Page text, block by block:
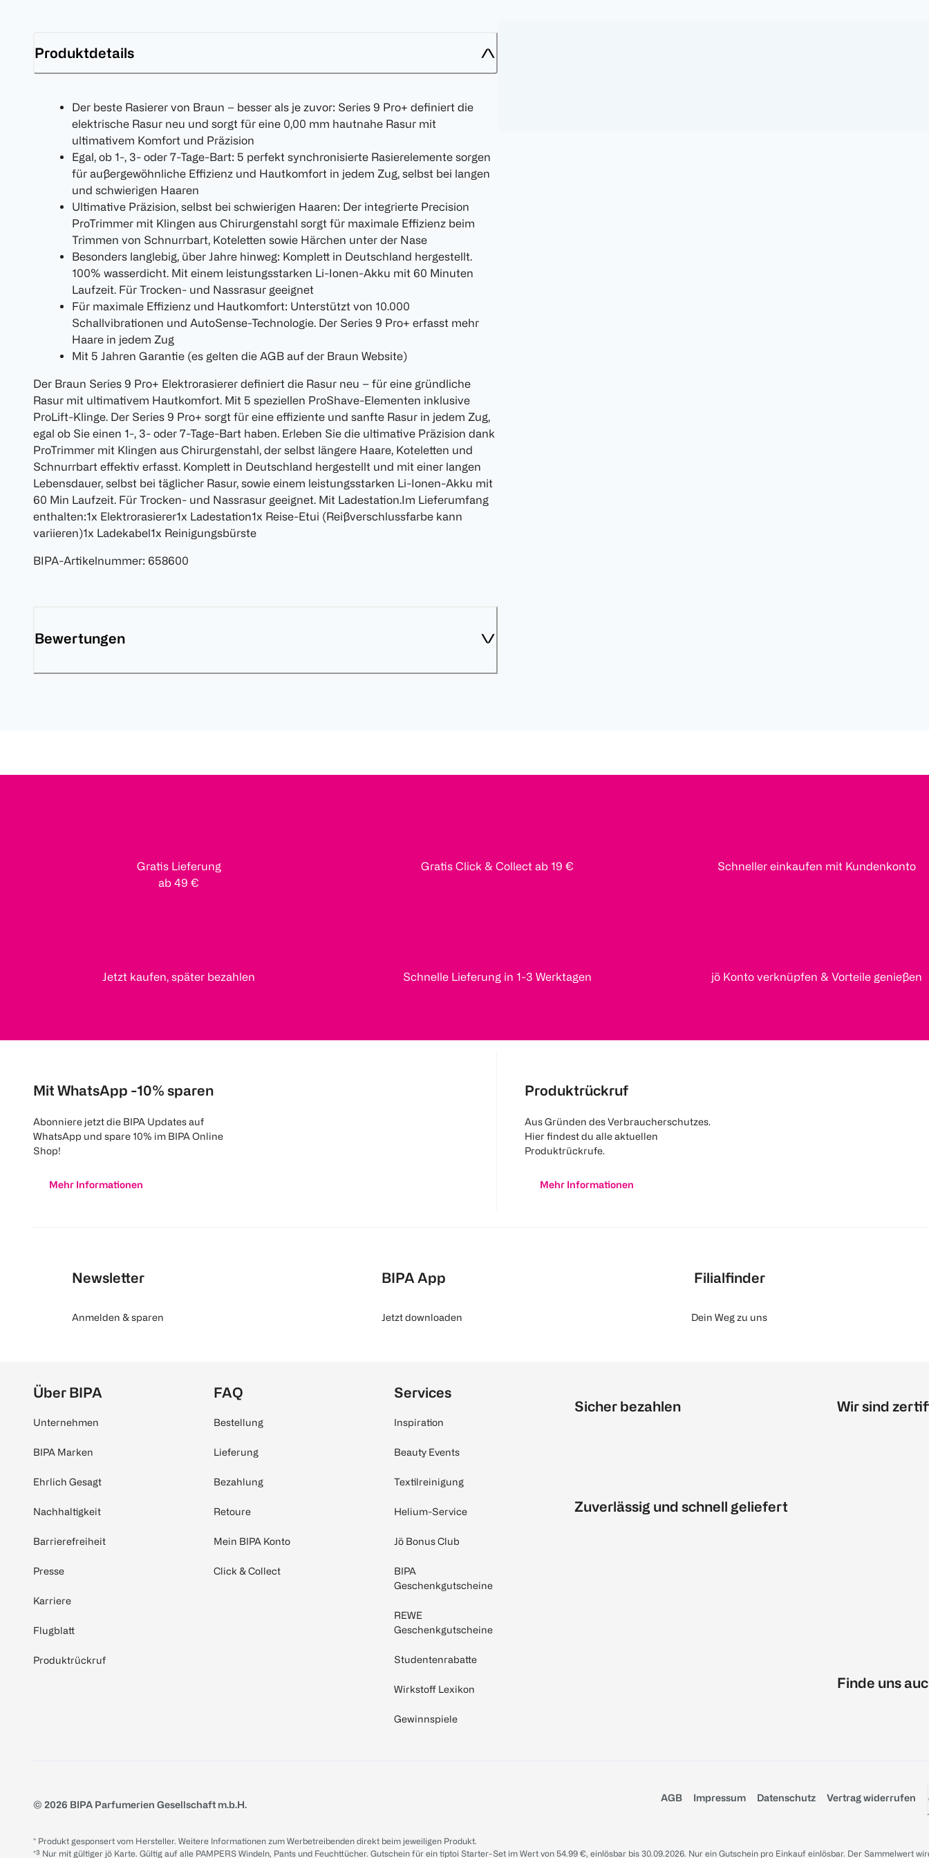
Produktdetails
Der beste Rasierer von Braun – besser als je zuvor: Series 9 Pro+ definiert die
elektrische Rasur neu und sorgt für eine 0,00 mm hautnahe Rasur mit
ultimativem Komfort und Präzision
Egal, ob 1-, 3- oder 7-Tage-Bart: 5 perfekt synchronisierte Rasierelemente sorgen
für außergewöhnliche Effizienz und Hautkomfort in jedem Zug, selbst bei langen
und schwierigen Haaren
Ultimative Präzision, selbst bei schwierigen Haaren: Der integrierte Precision
ProTrimmer mit Klingen aus Chirurgenstahl sorgt für maximale Effizienz beim
Trimmen von Schnurrbart, Koteletten sowie Härchen unter der Nase
Besonders langlebig, über Jahre hinweg: Komplett in Deutschland hergestellt.
100% wasserdicht. Mit einem leistungsstarken Li-Ionen-Akku mit 60 Minuten
Laufzeit. Für Trocken- und Nassrasur geeignet
Für maximale Effizienz und Hautkomfort: Unterstützt von 10.000
Schallvibrationen und AutoSense-Technologie. Der Series 9 Pro+ erfasst mehr
Haare in jedem Zug
Mit 5 Jahren Garantie (es gelten die AGB auf der Braun Website)
Der Braun Series 9 Pro+ Elektrorasierer definiert die Rasur neu – für eine gründliche
Rasur mit ultimativem Hautkomfort. Mit 5 speziellen ProShave-Elementen inklusive
ProLift-Klinge. Der Series 9 Pro+ sorgt für eine effiziente und sanfte Rasur in jedem Zug,
egal ob Sie einen 1-, 3- oder 7-Tage-Bart haben. Erleben Sie die ultimative Präzision dank
ProTrimmer mit Klingen aus Chirurgenstahl, der selbst längere Haare, Koteletten und
Schnurrbart effektiv erfasst. Komplett in Deutschland hergestellt und mit einer langen
Lebensdauer, selbst bei täglicher Rasur, sowie einem leistungsstarken Li-Ionen-Akku mit
60 Min Laufzeit. Für Trocken- und Nassrasur geeignet. Mit Ladestation.Im Lieferumfang
enthalten:1x Elektrorasierer1x Ladestation1x Reise-Etui (Reißverschlussfarbe kann
variieren)1x Ladekabel1x Reinigungsbürste
BIPA-Artikelnummer: 658600
Bewertungen
Gratis Lieferung
ab 49 €
Gratis Click & Collect ab 19 € Schneller einkaufen mit Kundenkonto
Jetzt kaufen, später bezahlen Schnelle Lieferung in 1-3 Werktagen jö Konto verknüpfen & Vorteile genießen
Mit WhatsApp -10% sparen
Abonniere jetzt die BIPA Updates auf
WhatsApp und spare 10% im BIPA Online
Shop!
Mehr Informationen
Produktrückruf
Aus Gründen des Verbraucherschutzes.
Hier findest du alle aktuellen
Produktrückrufe.
Mehr Informationen
Newsletter
Anmelden & sparen
BIPA App
Jetzt downloaden
Filialfinder
Dein Weg zu uns
Über BIPA
Unternehmen
BIPA Marken
Ehrlich Gesagt
Nachhaltigkeit
Barrierefreiheit
Presse
Karriere
Flugblatt
Produktrückruf
FAQ
Bestellung
Lieferung
Bezahlung
Retoure
Mein BIPA Konto
Click & Collect
Services
Inspiration
Beauty Events
Textilreinigung
Helium-Service
Jö Bonus Club
BIPA
Geschenkgutscheine
REWE
Geschenkgutscheine
Studentenrabatte
Wirkstoff Lexikon
Gewinnspiele
Sicher bezahlen
Zuverlässig und schnell geliefert
Wir sind
Finde uns
© 2026 BIPA Parfumerien Gesellschaft m.b.H.
AGB Impressum Datenschutz Vertrag widerrufen
* Produkt gesponsert vom Hersteller. Weitere Informationen zum Werbetreibenden direkt beim jeweiligen Produkt.
*³ Nur mit gültiger jö Karte. Gültig auf alle PAMPERS Windeln, Pants und Feuchttücher. Gutschein für ein tiptoi Starter-Set im Wert von 54.99 €, einlösbar bis 30.09.2026. Nur ein Gutschein pro Einkauf einlösbar. Der Sammelwert